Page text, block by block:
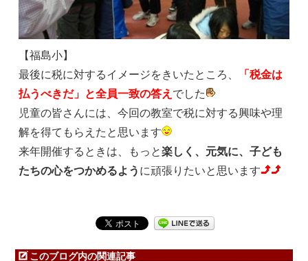
【福島小】
最後に税に対するイメージをきいたところ、
「税金は
払うべきだ」と全員一致の答え でした
児童の皆さんには、今回の教室で税に対する興味や理
解を得てもらえたと思います
来年開催するときは、もっと楽しく、元気に、子ども
たちの心をつかめるよう に頑張りたいと思います
このブログ内の関連記事